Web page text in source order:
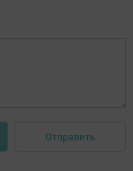
Отправить